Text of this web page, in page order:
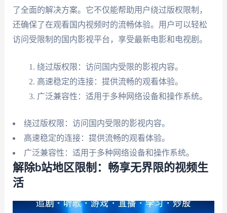
了全面的解决方案。它不仅能帮助用户绕过版权限制，
还确保了在观看国内视频时的流畅体验。用户可以轻松
访问受限制的国内影视平台，享受最新电影和电视剧。
绕过版权限：访问国内受限的影视内容。
高速稳定的连接：提供流畅的观看体验。
广泛兼容性：适用于多种网络设备和操作系统。
绕过版权限：访问国内受限的影视内容。
高速稳定的连接：提供流畅的观看体验。
广泛兼容性：适用于多种网络设备和操作系统。
解除b站地区限制：畅享无界限的视频生
活